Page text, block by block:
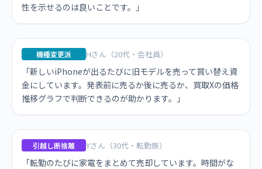
性を示せるのは良いことです。」
機種変更派 Hさん（20代・会社員）
「新しいiPhoneが出るたびに旧モデルを売って買い替え資
金にしています。発表前に売るか後に売るか、買取Xの価格
推移グラフで判断できるのが助かります。」
引越し断捨離 Yさん（30代・転勤族）
「転勤のたびに家電をまとめて売却しています。時間がな